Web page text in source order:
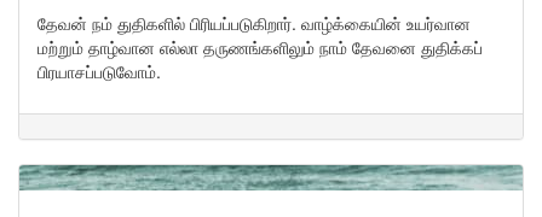
தேவன் நம் துதிகளில் பிரியப்படுகிறார். வாழ்க்கையின் உயர்வான
மற்றும் தாழ்வான எல்லா தருணங்களிலும் நாம் தேவனை துதிக்கப்
பிரயாசப்படுவோம்.